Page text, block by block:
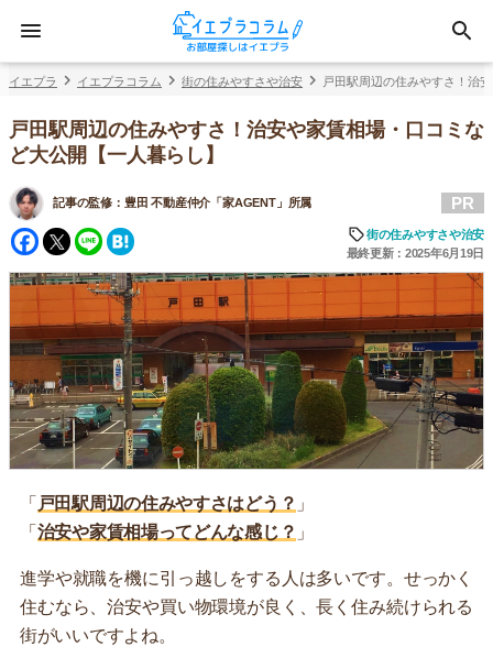
イエプラ イエプラコラム 街の住みやすさや治安 戸田駅周辺の住みやすさ！治
戸田駅周辺の住みやすさ！治安や家賃相場・口コミな
ど大公開【一人暮らし】
記事の監修： 豊田 不動産仲介「家AGENT」所属
Facebook
Twitter
Line
PR
街の住みやすさや治安
最終更新：2025年6月19日
「 戸田駅周辺の住みやすさはどう？ 」
「 治安や家賃相場ってどんな感じ？ 」
進学や就職を機に引っ越しをする人は多いです。せっかく
住むなら、治安や買い物環境が良く、長く住み続けられる
街がいいですよね。